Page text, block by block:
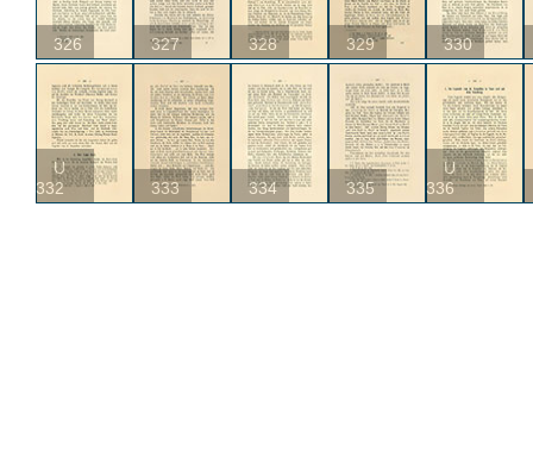
326 327 328 329 330
U
332
333 334 335
U
336